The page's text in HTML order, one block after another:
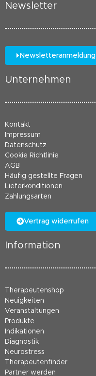
Newsletter
Newsletteranmeldung
Unternehmen
Kontakt
Impressum
Datenschutz
Cookie Richtlinie
AGB
Häufig gestellte Fragen
Lieferkonditionen
Zahlungsarten
Vertrag widerrufen
Information
Therapeutenshop
Neuigkeiten
Veranstaltungen
Produkte
Indikationen
Diagnostik
Neurostress
Therapeutenfinder
Partner werden